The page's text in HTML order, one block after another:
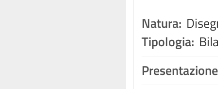
Natura:
Tipologia: